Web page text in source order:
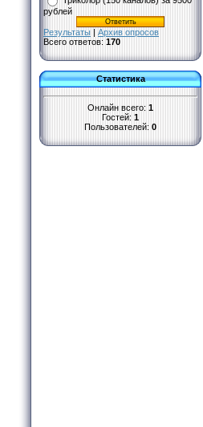
рублей
Результаты | Архив опросов
Всего ответов: 170
Статистика
Онлайн всего: 1
Гостей: 1
Пользователей: 0